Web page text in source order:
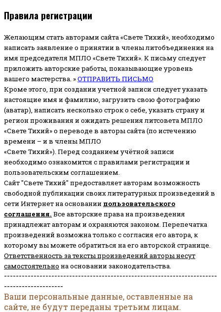
Правила регистрации
Желающим стать авторами сайта «Свете Тихий», необходимо
написать заявление о принятии в члены литобъединения на
имя председателя МПЛО «Свете Тихий». К письму следует
приложить авторские работы, показывающие уровень
вашего мастерства. »ОТПРАВИТЬ ПИСЬМО
Кроме этого, при создании учетной записи следует указать
настоящие имя и фамилию, загрузить свою фотографию
(аватар), написать несколько строк о себе, указать страну и
регион проживания и ожидать решения литсовета МПЛО
«Свете Тихий» о переводе в авторы сайта (по истечению
времени – и в члены МПЛО
«Свете Тихий»). Перед созданием учётной записи
необходимо ознакомится с правилами регистрации и
пользовательским соглашением.
Сайт "Свете Тихий" предоставляет авторам возможность
свободной публикации своих литературных произведений в
сети Интернет на основании пользовательского
соглашения. Все авторские права на произведения
принадлежат авторам и охраняются законом. Перепечатка
произведений возможна только с согласия его автора, к
которому вы можете обратиться на его авторской странице.
Ответственность за тексты произведений авторы несут
самостоятельно на основании законодательства.
------------------------------------------------------------------------
--------------------
Ваши персональные данные, оставленные на
сайте, не будут переданы третьим лицам.